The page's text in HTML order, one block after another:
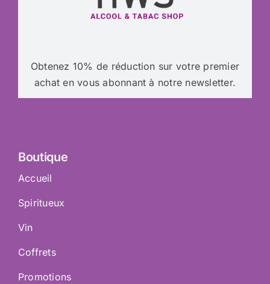
Obtenez 10% de réduction sur votre premier
achat en vous abonnant à notre newsletter.
Boutique
Accueil
Spiritueux
Vin
Coffrets
Promotions